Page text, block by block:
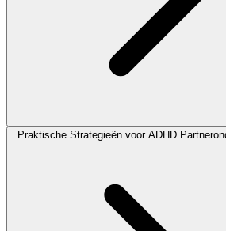
Praktische Strategieën voor ADHD